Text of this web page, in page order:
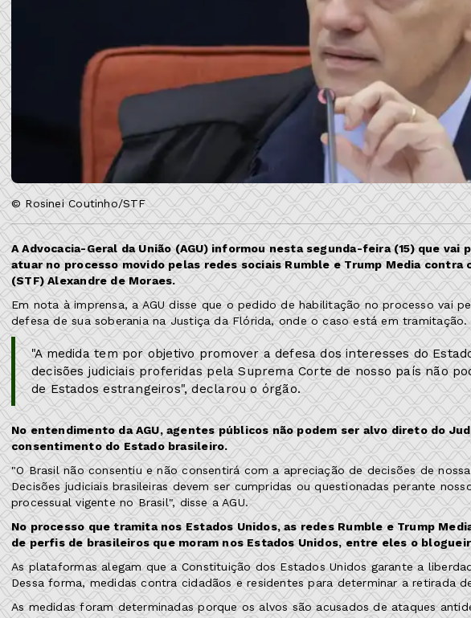
© Rosinei Coutinho/STF
A Advocacia-Geral da União (AGU) informou nesta segunda-feira (15) que vai
atuar no processo movido pelas redes sociais Rumble e Trump Media
(STF) Alexandre de Moraes.
Em nota à imprensa, a AGU disse que o pedido de habilitação no processo vai
defesa de sua soberania na Justiça da Flórida, onde o caso está em tramitação.
"A medida tem por objetivo promover a defesa dos interesses do
decisões judiciais proferidas pela Suprema Corte de nosso país não
de Estados estrangeiros", declarou o órgão.
No entendimento da AGU, agentes públicos não podem ser alvo direto do
consentimento do Estado brasileiro.
"O Brasil não consentiu e não consentirá com a apreciação de decisões de
Decisões judiciais brasileiras devem ser cumpridas ou questionadas perante
processual vigente no Brasil", disse a AGU.
No processo que tramita nos Estados Unidos, as redes Rumble e Trump
de perfis de brasileiros que moram nos Estados Unidos, entre eles o
As plataformas alegam que a Constituição dos Estados Unidos garante a
Dessa forma, medidas contra cidadãos e residentes para determinar a retirada
As medidas foram determinadas porque os alvos são acusados de ataques